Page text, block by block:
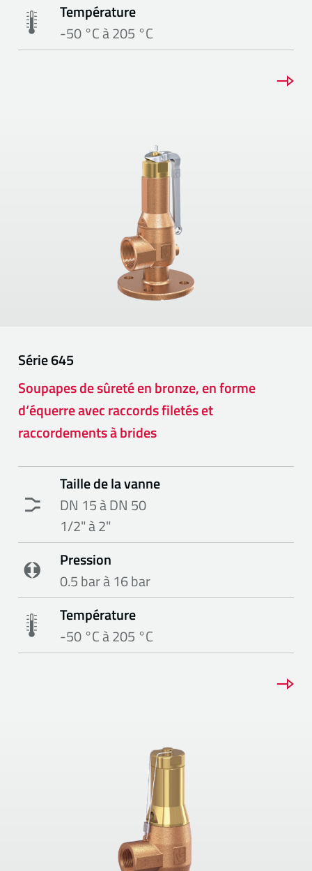
Température
-50 °C à 205 °C
Série645
Soupapes de sûreté en bronze, en forme
d‘équerre avec raccords filetés et
raccordements à brides
Taille de la vanne
DN 15 à DN 50
1/2" à 2"
Pression
0.5 bar à 16 bar
Température
-50 °C à 205 °C